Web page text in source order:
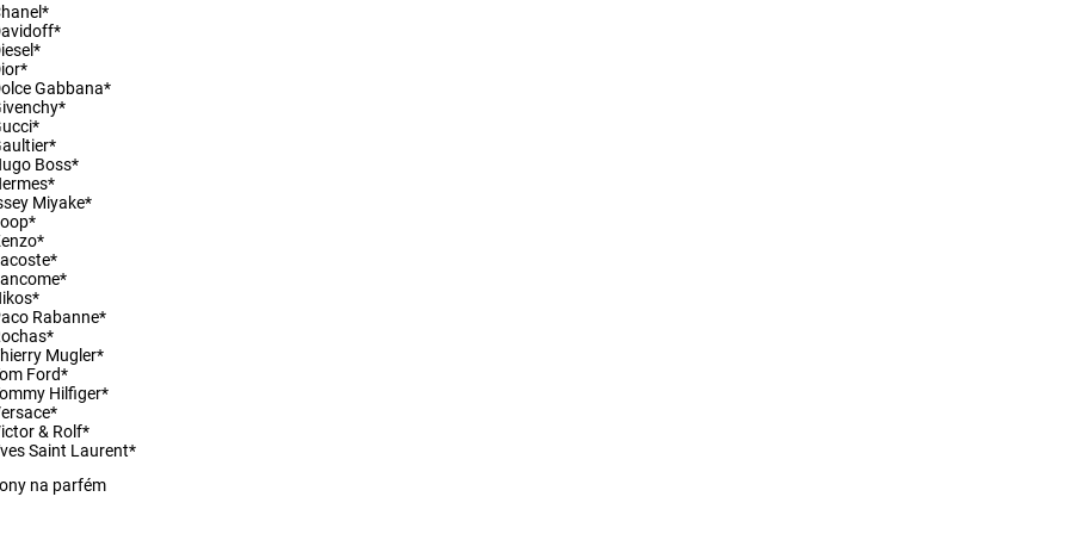
Gabbana*
Boss*
Miyake*
Rabanne*
Mugler*
Ford*
Hilfiger*
& Rolf*
Saint Laurent*
na parfém